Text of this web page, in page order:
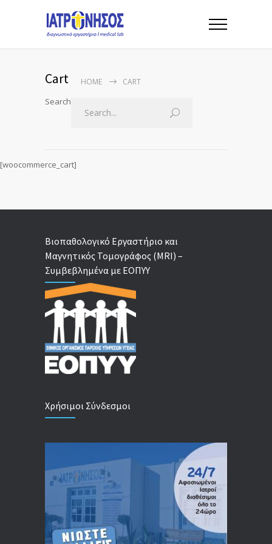
Cart HOME CART
Search
[woocommerce_cart]
Βιοπαθολογικό Εργαστήριο και
Μαγνητικός Τομογράφος (MRI) –
Συμβεβλημένα με ΕΟΠΥΥ
Χρήσιμοι Σύνδεσμοι